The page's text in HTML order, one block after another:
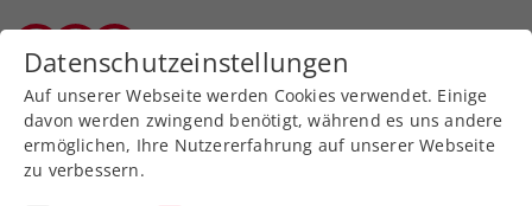
Zurück zur Newsübersicht
Turniere
Datenschutzeinstellungen
Auf unserer Webseite werden Cookies verwendet. Einige
davon werden zwingend benötigt, während es uns andere
ermöglichen, Ihre Nutzererfahrung auf unserer Webseite
zu verbessern.